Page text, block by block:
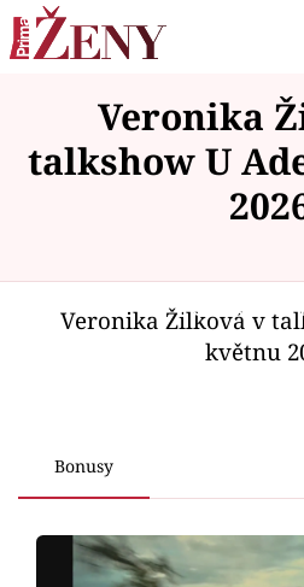
Polabí Inspekce
Módní alarm
Zrádci
Témata
Seriály
Horoskopy
Veronika
talkshow U
Failed to
Veronika Žilková v
květnu
Bonusy